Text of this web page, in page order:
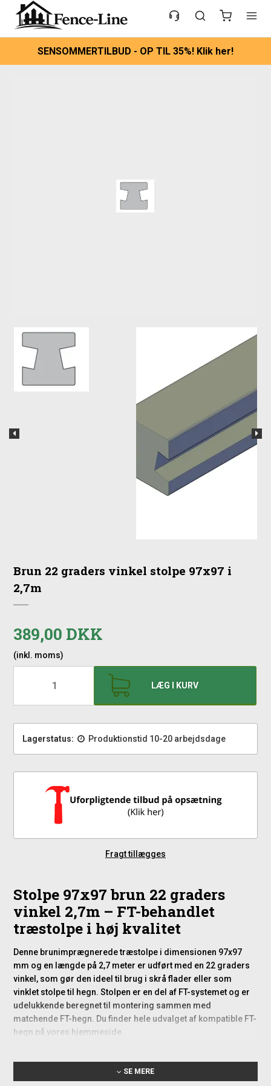
SENSOMMERTILBUD - OP TIL 35%! Klik her!
Brun 22 graders vinkel stolpe 97x97 i
2,7m
389,00 DKK
(inkl. moms)
LÆG I KURV
Lagerstatus: Produktionstid 10-20 arbejdsdage
Fragt tillægges
Stolpe 97x97 brun 22 graders
vinkel 2,7m – FT-behandlet
træstolpe i høj kvalitet
Denne brunimprægnerede træstolpe i dimensionen 97x97
mm og en længde på 2,7 meter er udført med en 22 graders
vinkel, som gør den ideel til brug i skrå flader eller som
vinklet stolpe til hegn. Stolpen er en del af FT-systemet og er
udelukkende beregnet til montering sammen med
matchende FT-hegn. Du finder hele udvalget af kompatible FT-
hegn på vores hjemmeside
Fordele ved FT-
systembehandling
SE MERE